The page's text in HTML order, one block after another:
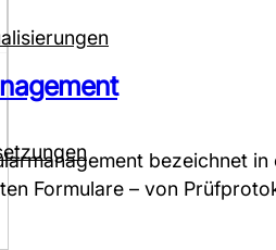
bezeichnet
Formulare – von